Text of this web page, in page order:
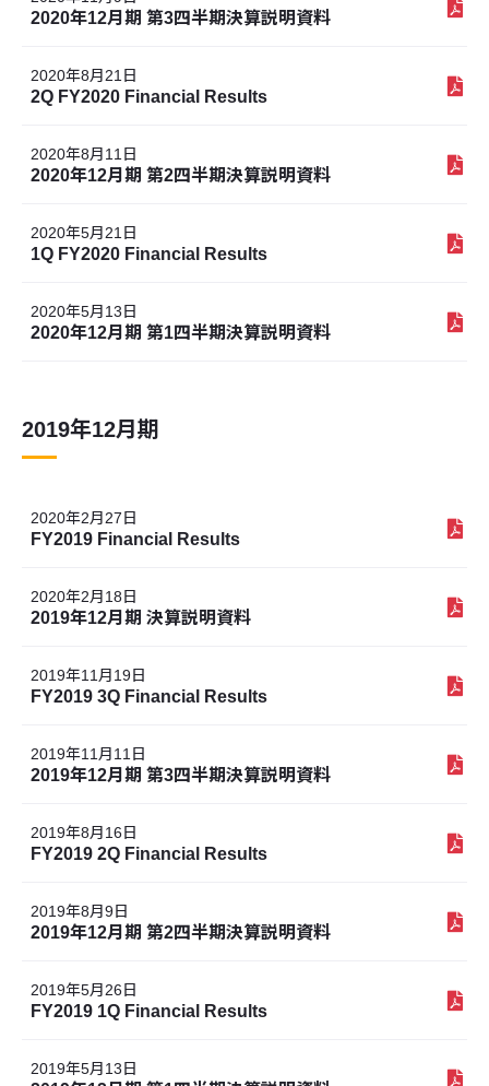
2020年12月期 第3四半期決算説明資料
2020年8月21日
2Q FY2020 Financial Results
2020年8月11日
2020年12月期 第2四半期決算説明資料
2020年5月21日
1Q FY2020 Financial Results
2020年5月13日
2020年12月期 第1四半期決算説明資料
2019年12月期
2020年2月27日
FY2019 Financial Results
2020年2月18日
2019年12月期 決算説明資料
2019年11月19日
FY2019 3Q Financial Results
2019年11月11日
2019年12月期 第3四半期決算説明資料
2019年8月16日
FY2019 2Q Financial Results
2019年8月9日
2019年12月期 第2四半期決算説明資料
2019年5月26日
FY2019 1Q Financial Results
2019年5月13日